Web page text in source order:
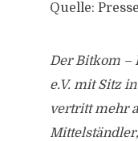
Quelle:
Der Bitkom –
e.V. mit Sitz
vertritt mehr